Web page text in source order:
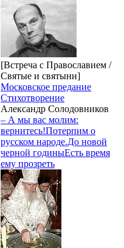
[Встреча с Православием /
Святые и святыни]
Московское предание
Стихотворение
Александр Солодовников
– А мы вас молим:
вернитесь!Потерпим о
русском народе.До новой
черной годиныЕсть время
ему прозреть